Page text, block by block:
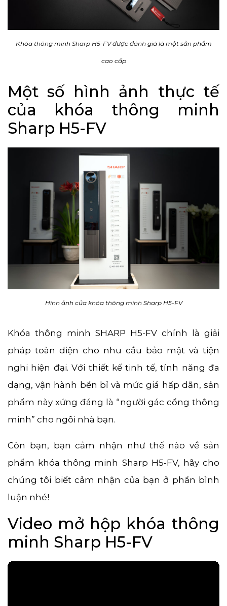
Khóa thông minh Sharp H5-FV được đánh giá là một sản phẩm
cao cấp
Một số hình ảnh thực tế
của khóa thông minh
Sharp H5-FV
Hình ảnh của khóa thông minh Sharp H5-FV
Khóa thông minh SHARP H5-FV chính là giải
pháp toàn diện cho nhu cầu bảo mật và tiện
nghi hiện đại. Với thiết kế tinh tế, tính năng đa
dạng, vận hành bền bỉ và mức giá hấp dẫn, sản
phẩm này xứng đáng là “người gác cổng thông
minh” cho ngôi nhà bạn.
Còn bạn, bạn cảm nhận như thế nào về sản
phẩm khóa thông minh Sharp H5-FV, hãy cho
chúng tôi biết cảm nhận của bạn ở phần bình
luận nhé!
Video mở hộp khóa thông
minh Sharp H5-FV